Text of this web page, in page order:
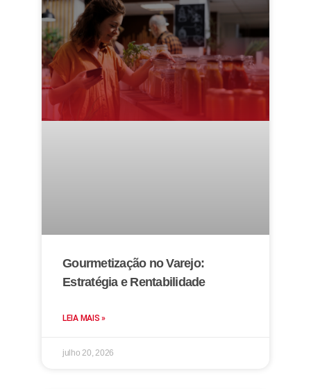
Gourmetização no Varejo:
Estratégia e Rentabilidade
LEIA MAIS »
julho 20, 2026